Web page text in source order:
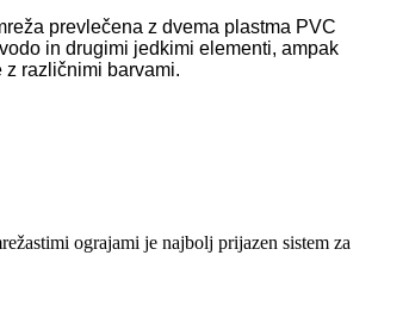
prevlečena z dvema plastma PVC
in drugimi jedkimi elementi, ampak
različnimi barvami.
ograjami je najbolj prijazen sistem za